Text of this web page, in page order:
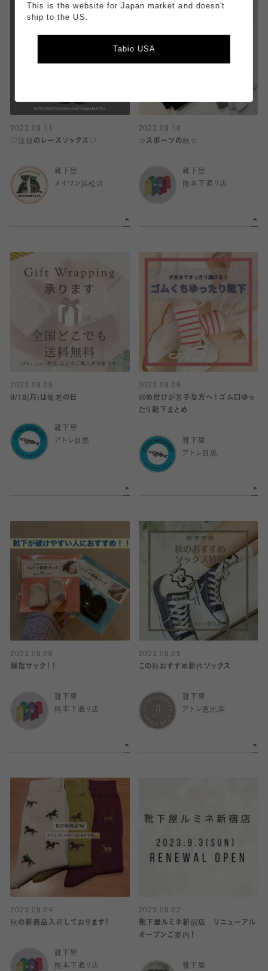
2023.09.11
♡注目のレースソックス♡
靴下屋
メイワン浜松店
2023.09.10
☆スポーツの秋☆
靴下屋
熊本下通り店
2023.09.09
9/18(月)は敬老の日
靴下屋
アトレ目黒
2023.09.08
締め付けが苦手な方へ！ゴム口ゆっ
たり靴下まとめ
靴下屋
アトレ目黒
2023.09.06
親指サック！！
靴下屋
熊本下通り店
2023.09.05
この秋おすすめ新作ソックス
靴下屋
アトレ恵比寿
2023.09.04
秋の新商品入荷しております！
靴下屋
熊本下通り店
2023.09.02
靴下屋ルミネ新宿店 リニューアル
オープンご案内！
靴下屋
This is the website for Japan market and doesn't
ship to the US.
Tabio USA